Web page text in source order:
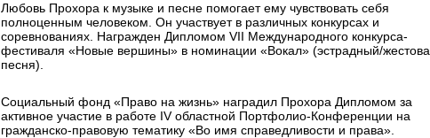
Любовь Прохора к музыке и песне помогает ему чувствовать себя
полноценным человеком. Он участвует в различных конкурсах и
соревнованиях. Награжден Дипломом VII Международного конкурса-
фестиваля «Новые вершины» в номинации «Вокал» (эстрадный/
песня).
Социальный фонд «Право на жизнь» наградил Прохора Дипломом за
активное участие в работе IV областной Портфолио-Конференции на
гражданско-правовую тематику «Во имя справедливости и права».